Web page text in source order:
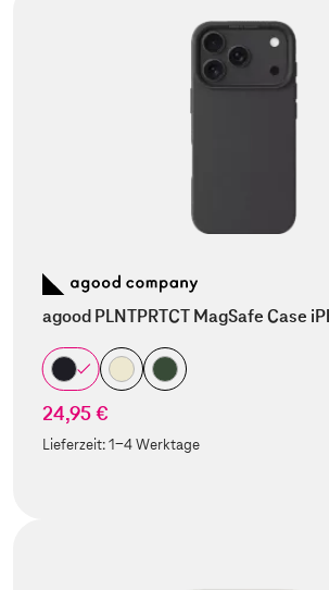
agood PLNTPRTCT MagSafe Case
24,95 €
Lieferzeit:1-4 Werktage